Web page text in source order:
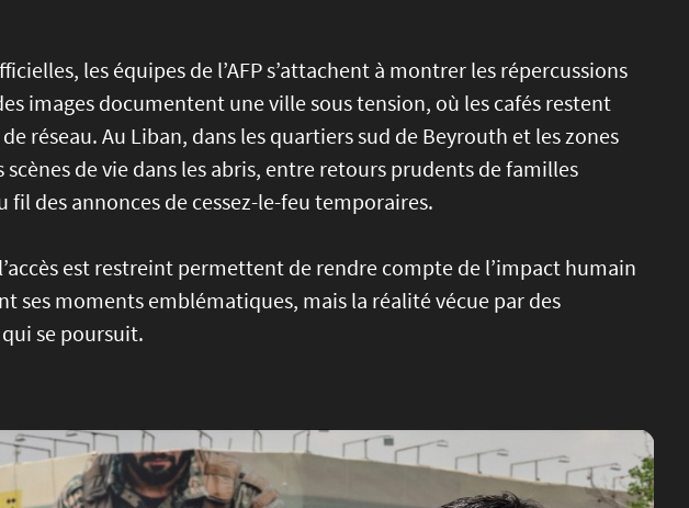
les équipes de l’AFP s’attachent à montrer les répercussions
images documentent une ville sous tension, où les cafés restent
réseau. Au Liban, dans les quartiers sud de Beyrouth et les zones
de vie dans les abris, entre retours prudents de familles
des annonces de cessez-le-feu temporaires.
est restreint permettent de rendre compte de l’impact humain
ses moments emblématiques, mais la réalité vécue par des
se poursuit.